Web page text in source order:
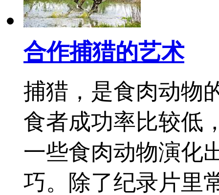
合作捕猎的艺术
捕猎，是食肉动物
食者成功率比较低
一些食肉动物演化
巧。除了纪录片